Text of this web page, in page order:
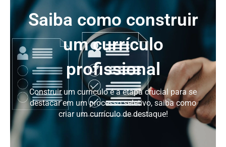
Saiba como construir
um currículo
profissional
Construir um currículo é a etapa crucial para se
destacar em um processo seletivo, saiba como
criar um currículo de destaque!